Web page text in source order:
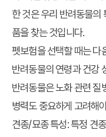
한 것은 우리 반려동물의
품을 찾는 것입니다.
펫보험을 선택할 때는 다
반려동물의 연령과 건강
반려동물은 노화 관련 질
병력도 중요하게 고려해
견종/묘종 특성:특정 견